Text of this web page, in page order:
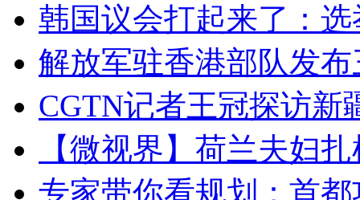
韩国议会打起来了：
解放军驻香港部队发
CGTN记者王冠探访新
【微视界】荷兰夫妇
专家带你看规划：首